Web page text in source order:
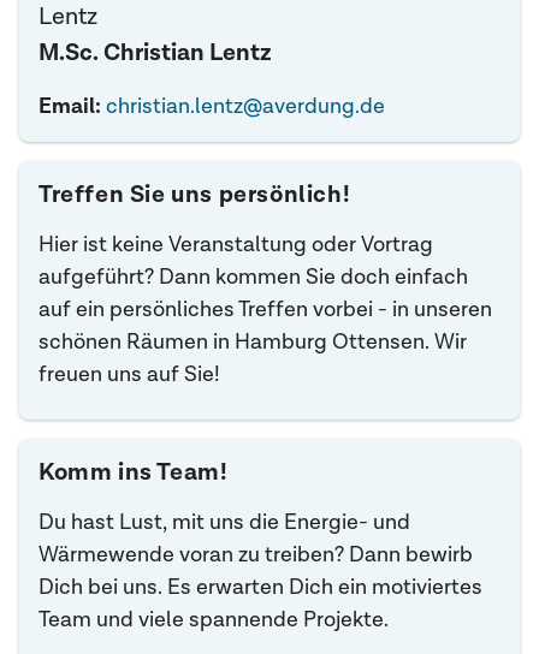
M.Sc. Christian Lentz
Email: christian.lentz@averdung.de
Treffen Sie uns persönlich!
Hier ist keine Veranstaltung oder Vortrag
aufgeführt? Dann kommen Sie doch einfach
auf ein persönliches Treffen vorbei - in unseren
schönen Räumen in Hamburg Ottensen. Wir
freuen uns auf Sie!
Komm ins Team!
Du hast Lust, mit uns die Energie- und
Wärmewende voran zu treiben? Dann bewirb
Dich bei uns. Es erwarten Dich ein motiviertes
Team und viele spannende Projekte.